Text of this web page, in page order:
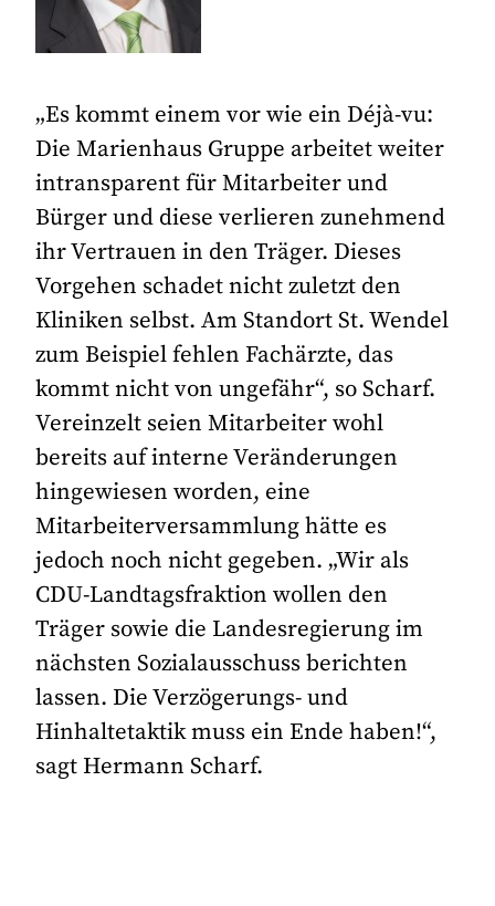
„Es kommt einem vor wie ein Déjà-vu:
Die Marienhaus Gruppe arbeitet weiter
intransparent für Mitarbeiter und
Bürger und diese verlieren zunehmend
ihr Vertrauen in den Träger. Dieses
Vorgehen schadet nicht zuletzt den
Kliniken selbst. Am Standort St. Wendel
zum Beispiel fehlen Fachärzte, das
kommt nicht von ungefähr“, so Scharf.
Vereinzelt seien Mitarbeiter wohl
bereits auf interne Veränderungen
hingewiesen worden, eine
Mitarbeiterversammlung hätte es
jedoch noch nicht gegeben. „Wir als
CDU-Landtagsfraktion wollen den
Träger sowie die Landesregierung im
nächsten Sozialausschuss berichten
lassen. Die Verzögerungs- und
Hinhaltetaktik muss ein Ende haben!“,
sagt Hermann Scharf.